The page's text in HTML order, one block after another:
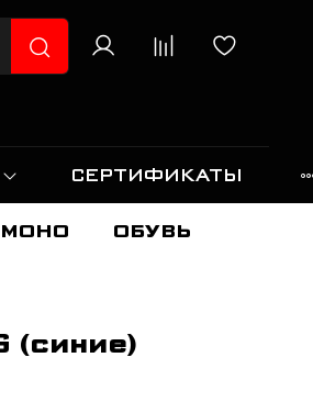
СЕРТИФИКАТЫ
ОБУВЬ
(синие)